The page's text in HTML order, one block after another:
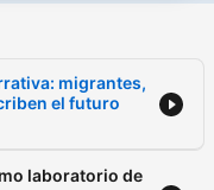
migrantes,
el futuro
laboratorio de